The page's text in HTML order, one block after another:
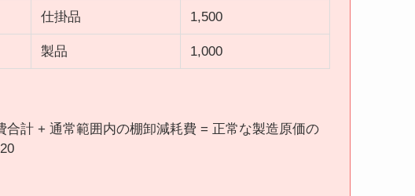
仕掛品 1,500
製品 1,000
合計 + 通常範囲内の棚卸減耗費 = 正常な製造原価の